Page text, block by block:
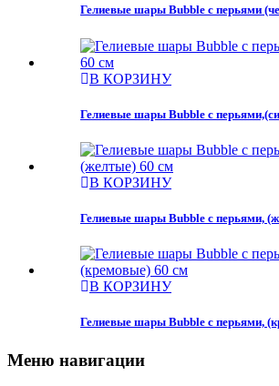
Гелиевые шары Bubble с перьями
В КОРЗИНУ
Гелиевые шары Bubble с
В КОРЗИНУ
Гелиевые шары Bubble с перьями,
В КОРЗИНУ
Гелиевые шары Bubble с перьями,
Меню навигации